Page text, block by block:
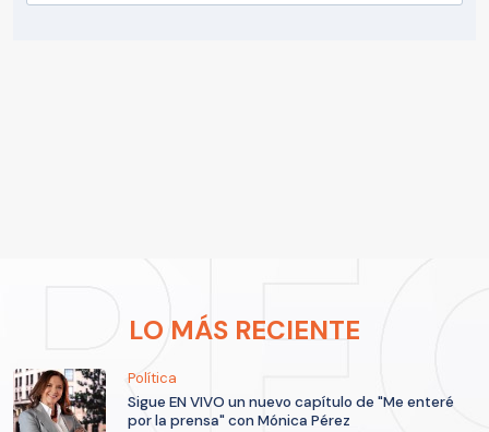
LO MÁS RECIENTE
Política
Sigue EN VIVO un nuevo capítulo de "Me enteré
por la prensa" con Mónica Pérez